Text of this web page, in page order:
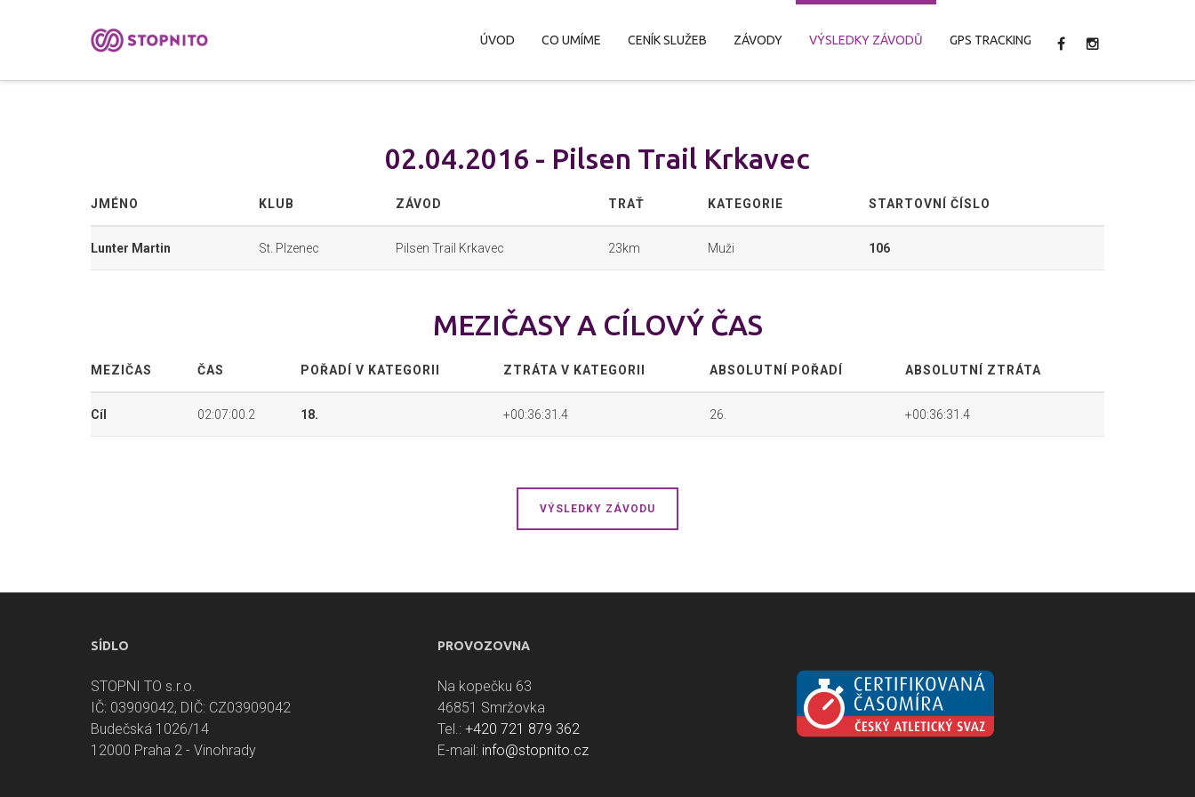
ÚVOD CO UMÍME CENÍK SLUŽEB ZÁVODY VÝSLEDKY ZÁVODŮ GPS TRACKING
02.04.2016 - Pilsen Trail Krkavec
JMÉNO KLUB ZÁVOD TRAŤ KATEGORIE STARTOVNÍ ČÍSLO
Lunter Martin St. Plzenec Pilsen Trail Krkavec 23km Muži 106
MEZIČASY A CÍLOVÝ ČAS
MEZIČAS ČAS POŘADÍ V KATEGORII ZTRÁTA V KATEGORII ABSOLUTNÍ POŘADÍ ABSOLUTNÍ ZTRÁTA
Cíl 02:07:00.2 18. +00:36:31.4 26. +00:36:31.4
VÝSLEDKY ZÁVODU
SÍDLO
STOPNI TO s.r.o.
IČ: 03909042, DIČ: CZ03909042
Budečská 1026/14
12000 Praha 2 - Vinohrady
PROVOZOVNA
Na kopečku 63
46851 Smržovka
Tel.: +420 721 879 362
E-mail: info@stopnito.cz